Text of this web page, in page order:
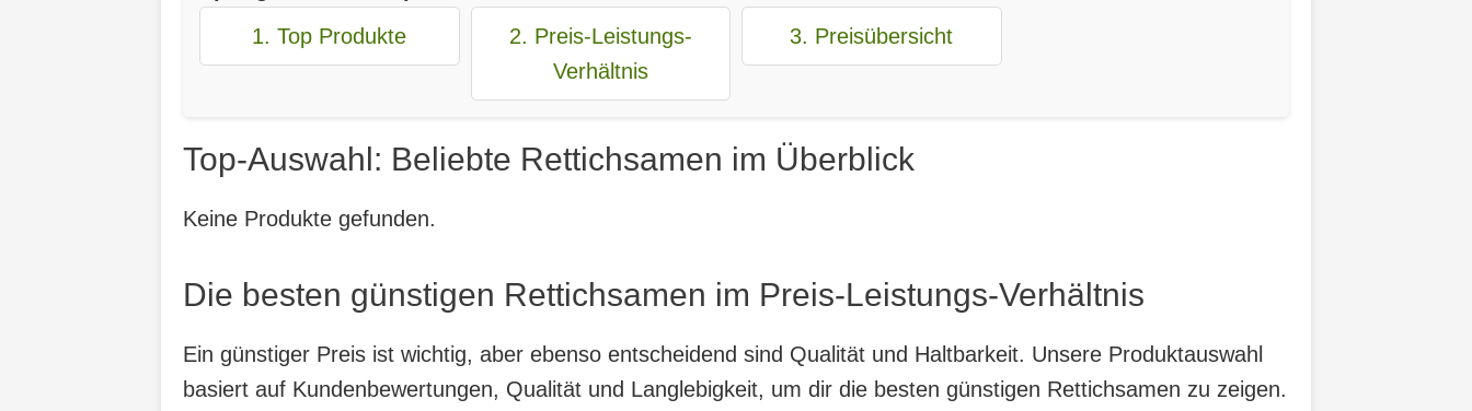
1. Top Produkte
2. Preis-Leistungs-
Verhältnis
3. Preisübersicht
Top-Auswahl: Beliebte Rettichsamen im Überblick
Keine Produkte gefunden.
Die besten günstigen Rettichsamen im Preis-Leistungs-Verhältnis
Ein günstiger Preis ist wichtig, aber ebenso entscheidend sind Qualität und Haltbarkeit. Unsere Produktauswahl
basiert auf Kundenbewertungen, Qualität und Langlebigkeit, um dir die besten günstigen Rettichsamen zu zeigen.